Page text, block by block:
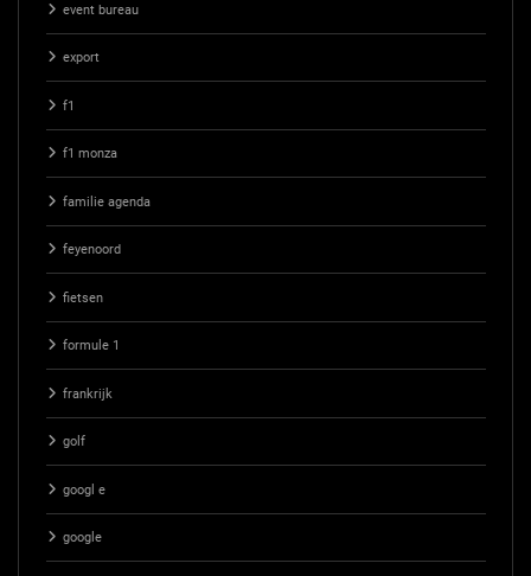
event bureau
export
f1
f1 monza
familie agenda
feyenoord
fietsen
formule 1
frankrijk
golf
googl e
google